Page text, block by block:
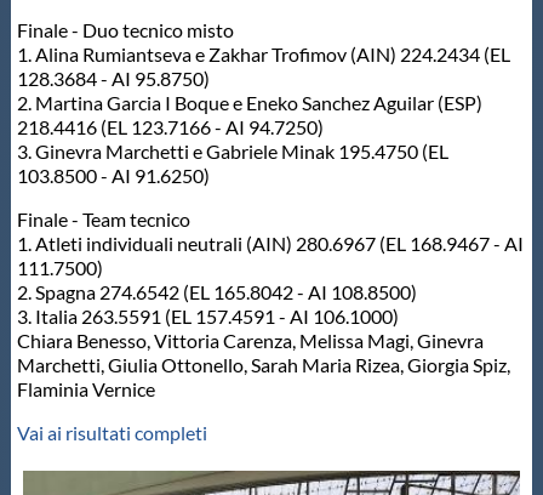
Finale - Duo tecnico misto
1. Alina Rumiantseva e Zakhar Trofimov (AIN) 224.2434 (EL
128.3684 - AI 95.8750)
2. Martina Garcia I Boque e Eneko Sanchez Aguilar (ESP)
218.4416 (EL 123.7166 - AI 94.7250)
3. Ginevra Marchetti e Gabriele Minak 195.4750 (EL
103.8500 - AI 91.6250)
Finale - Team tecnico
1. Atleti individuali neutrali (AIN) 280.6967 (EL 168.9467 - AI
111.7500)
2. Spagna 274.6542 (EL 165.8042 - AI 108.8500)
3. Italia 263.5591 (EL 157.4591 - AI 106.1000)
Chiara Benesso, Vittoria Carenza, Melissa Magi, Ginevra
Marchetti, Giulia Ottonello, Sarah Maria Rizea, Giorgia Spiz,
Flaminia Vernice
Vai ai risultati completi